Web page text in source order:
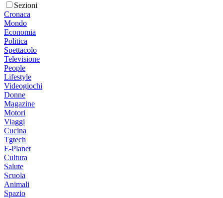
Sezioni
Cronaca
Mondo
Economia
Politica
Spettacolo
Televisione
People
Lifestyle
Videogiochi
Donne
Magazine
Motori
Viaggi
Cucina
Tgtech
E-Planet
Cultura
Salute
Scuola
Animali
Spazio